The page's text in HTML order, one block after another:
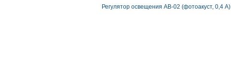
Регулятор освещения АВ-02 (фотоакуст, 0,4 А)